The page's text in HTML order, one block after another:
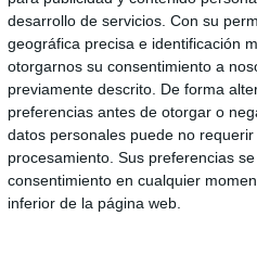
desarrollo de servicios. Con su
geográfica precisa e identificación
otorgarnos su consentimiento a
previamente descrito. De forma
preferencias antes de otorgar o
datos personales puede no
procesamiento. Sus preferencias
consentimiento en cualquier
inferior de la página web.